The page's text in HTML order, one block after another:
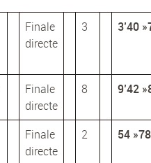
Finale
directe
3 3’40
Finale
directe
8 9’42
Finale
directe
2 54 »78